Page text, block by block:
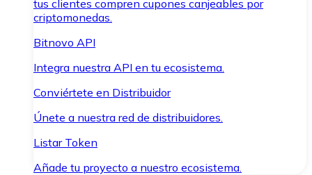
tus clientes compren cupones canjeables por
criptomonedas.
Bitnovo API
Integra nuestra API en tu ecosistema.
Conviértete en Distribuidor
Únete a nuestra red de distribuidores.
Listar Token
Añade tu proyecto a nuestro ecosistema.